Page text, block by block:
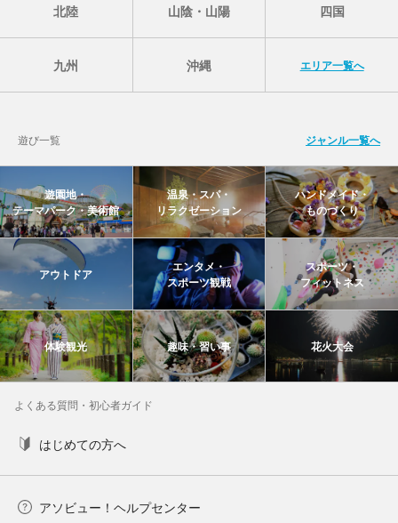
北陸 山陰・山陽 四国
九州 沖縄 エリア一覧へ
遊び一覧 ジャンル一覧へ
遊園地・
テーマパーク・美術館
温泉・スパ・
リラクゼーション
ハンドメイド・
ものづくり
アウトドア
エンタメ・
スポーツ観戦
スポーツ・
フィットネス
体験観光 趣味・習い事 花火大会
よくある質問・初心者ガイド
はじめての方へ
アソビュー！ヘルプセンター